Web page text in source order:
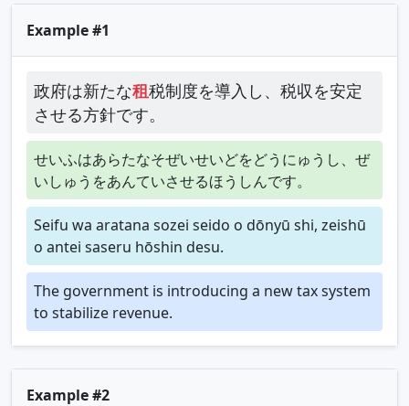
Example #1
政府は新たな租税制度を導入し、税収を安定
させる方針です。
せいふはあらたなそぜいせいどをどうにゅうし、ぜ
いしゅうをあんていさせるほうしんです。
Seifu wa aratana sozei seido o dōnyū shi, zeishū
o antei saseru hōshin desu.
The government is introducing a new tax system
to stabilize revenue.
Example #2